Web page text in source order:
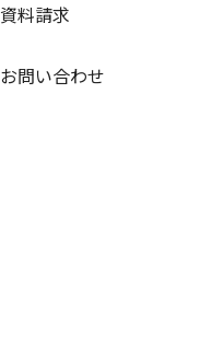
資料請求
お問い合わせ